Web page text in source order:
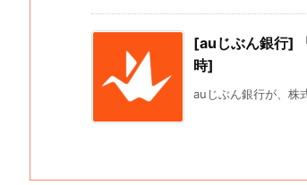
[auじぶん銀行]
時]
auじぶん銀行が、株